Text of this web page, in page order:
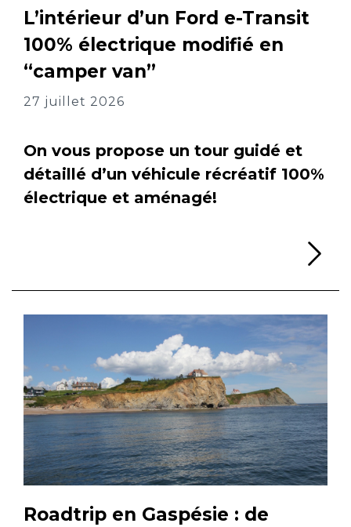
L’intérieur d’un Ford e-Transit
100% électrique modifié en
“camper van”
27 juillet 2026
On vous propose un tour guidé et
détaillé d’un véhicule récréatif 100%
électrique et aménagé!
Roadtrip en Gaspésie : de